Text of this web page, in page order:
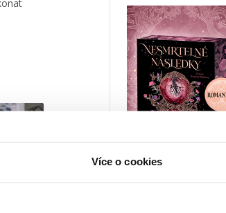
Více o cookies